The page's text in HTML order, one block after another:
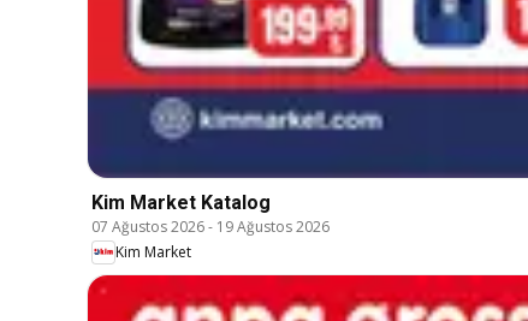
Kim Market Katalog
07 Ağustos 2026- 19 Ağustos 2026
Kim Market